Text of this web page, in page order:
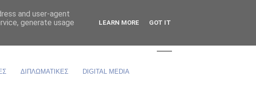
ΔΙΠΛΩΜΑΤΙΚΕΣ DIGITAL MEDIA
and user-agent
generate usage
LEARN MORE GOT IT